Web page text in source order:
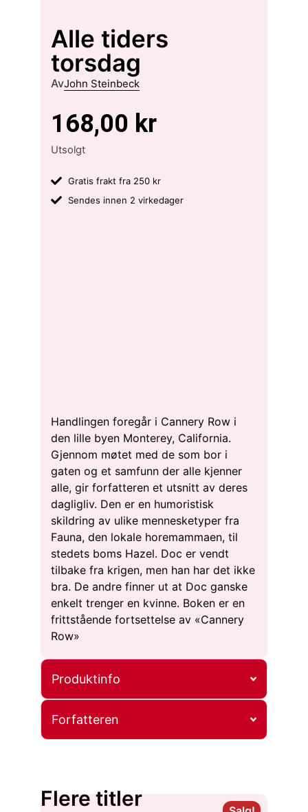
Alle tiders
torsdag
AvJohn Steinbeck
168,00 kr
Utsolgt
Gratis frakt fra 250 kr
Sendes innen 2 virkedager
Handlingen foregår i Cannery Row i
den lille byen Monterey, California.
Gjennom møtet med de som bor i
gaten og et samfunn der alle kjenner
alle, gir forfatteren et utsnitt av deres
dagligliv. Den er en humoristisk
skildring av ulike mennesketyper fra
Fauna, den lokale horemammaen, til
stedets boms Hazel. Doc er vendt
tilbake fra krigen, men han har det ikke
bra. De andre finner ut at Doc ganske
enkelt trenger en kvinne. Boken er en
frittstående fortsettelse av «Cannery
Row»
Produktinfo
Forfatteren
Flere titler